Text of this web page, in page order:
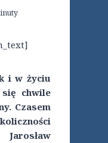
i w życiu
chwile
Czasem